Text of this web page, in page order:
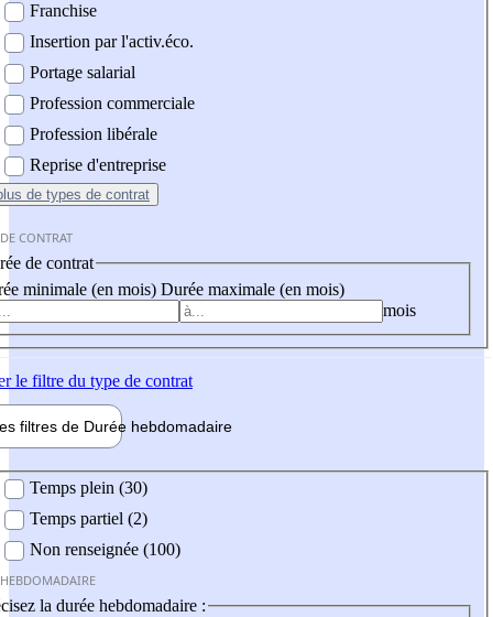
Franchise
Insertion par l'activ.éco.
Portage salarial
Profession commerciale
Profession libérale
Reprise d'entreprise
de types de contrat
CONTRAT
de contrat
minimale (en mois) Durée maximale (en mois)
mois
le filtre du type de contrat
filtres de Durée hebdomadaire
Temps plein (30)
Temps partiel (2)
Non renseignée (100)
la durée hebdomadaire :